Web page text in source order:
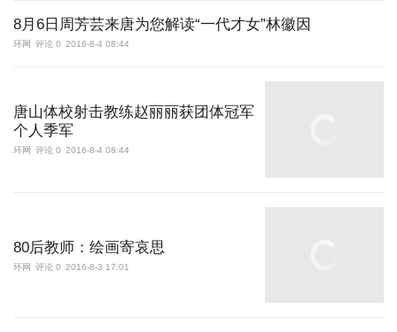
8月6日周芳芸来唐为您解读“一代才女”林徽因
环网 评论 0 2016-8-4 08:44
唐山体校射击教练赵丽丽获团体冠军
个人季军
环网 评论 0 2016-8-4 08:44
80后教师：绘画寄哀思
环网 评论 0 2016-8-3 17:01